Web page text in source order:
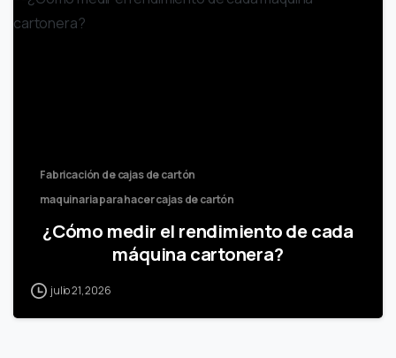
Fabricación de cajas de cartón
maquinaria para hacer cajas de cartón
¿Cómo medir el rendimiento de cada
máquina cartonera?
julio 21, 2026